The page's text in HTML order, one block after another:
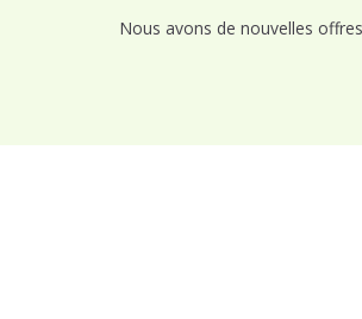
Nous avons de nouvelles